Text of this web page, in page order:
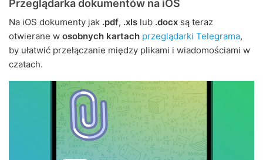
Przeglądarka dokumentów na iOS
Na iOS dokumenty jak .pdf, .xls lub .docx są teraz
otwierane w osobnych kartach przeglądarki Telegrama,
by ułatwić przełączanie między plikami i wiadomościami w
czatach.